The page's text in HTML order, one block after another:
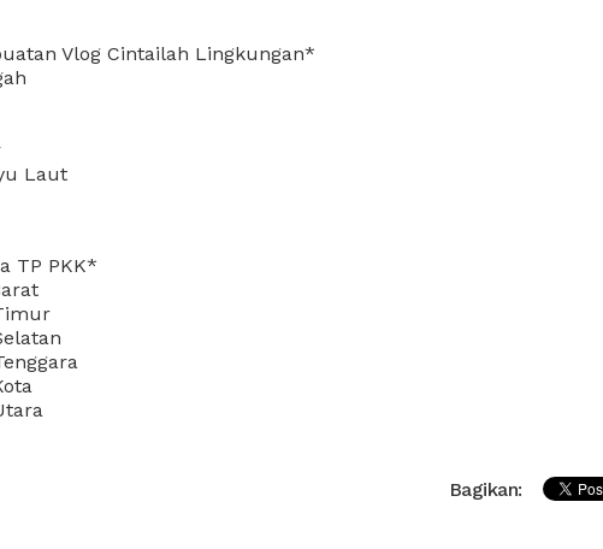
Vlog Cintailah Lingkungan*
Laut
TP PKK*
Bagikan: